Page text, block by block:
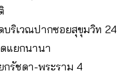
ริเวณปากซอยสุขุมวิท 24
แยกนานา
รัชดา-พระราม 4